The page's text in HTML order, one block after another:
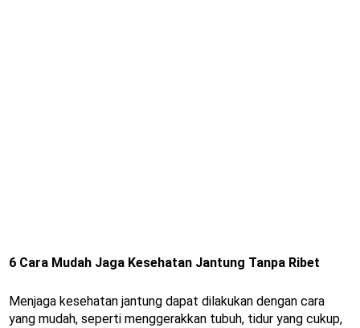
6 Cara Mudah Jaga Kesehatan Jantung Tanpa Ribet
Menjaga kesehatan jantung dapat dilakukan dengan cara
yang mudah, seperti menggerakkan tubuh, tidur yang cukup,